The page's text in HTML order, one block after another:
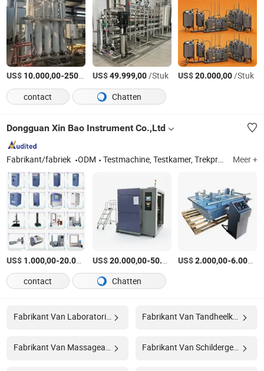
US$ 10.000,00-250.000,00 /Stuk
US$49.999,00/Stuk US$20.000,00/Stuk
contact
Chatten
Dongguan Xin Bao Instrument Co.,Ltd
Fabrikant/fabriek ODM Testmachine, Testkamer, Trekproefmachine, Klimaatkamer, Vibratietestmachine, Zoutnevelkamer, UV-verouderingskamer, Stofkamer, Droogoven, Testapparatuur Meer +
US$ 1.000,00-20.000,00 /Stuk
US$20.000,00-50.000,00 /Stuk
US$2.000,00-6.000,00
contact
Chatten
Fabrikant Van Laboratoriumapparatuur Fabrikant Van Tandheelkundige Apparatuur
Fabrikant Van Schildergereedschap